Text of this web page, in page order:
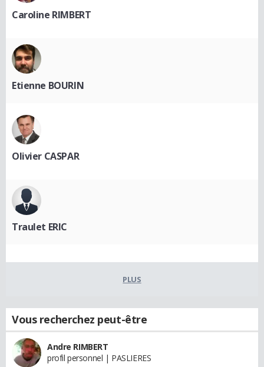
Caroline RIMBERT
Etienne BOURIN
Olivier CASPAR
Traulet ERIC
PLUS
Vous recherchez peut-être
Andre RIMBERT
profil personnel | PASLIERES